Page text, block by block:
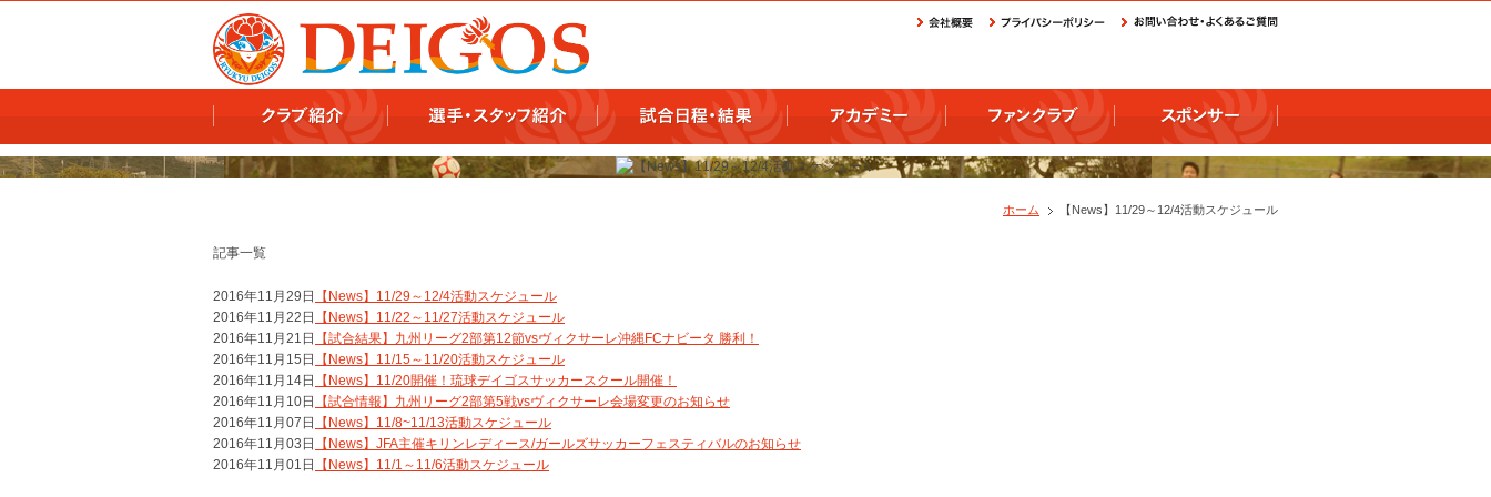
ホーム 【News】11/29～12/4活動スケジュール
記事一覧
2016年11月29日
【News】11/29～12/4活動スケジュール
2016年11月22日
【News】11/22～11/27活動スケジュール
2016年11月21日
【試合結果】九州リーグ2部第12節vsヴィクサーレ沖縄FCナビータ 勝利！
2016年11月15日
【News】11/15～11/20活動スケジュール
2016年11月14日
【News】11/20開催！琉球デイゴスサッカースクール開催！
2016年11月10日
【試合情報】九州リーグ2部第5戦vsヴィクサーレ会場変更のお知らせ
2016年11月07日
【News】11/8~11/13活動スケジュール
2016年11月03日
【News】JFA主催キリンレディース/ガールズサッカーフェスティバルのお知らせ
2016年11月01日
【News】11/1～11/6活動スケジュール